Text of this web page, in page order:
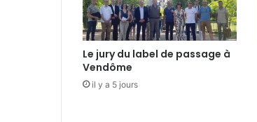
c
e
l
’
a
v
Le jury du label de passage à
Vendôme
il y a 5 jours